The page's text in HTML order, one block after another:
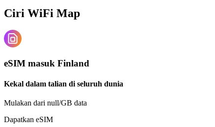
Ciri WiFi Map
eSIM masuk Finland
Kekal dalam talian di seluruh dunia
Mulakan dari null/GB data
Dapatkan eSIM